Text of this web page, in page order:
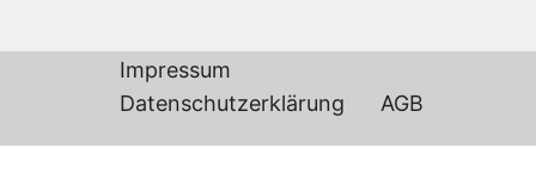
Impressum
Datenschutzerklärung
AGB